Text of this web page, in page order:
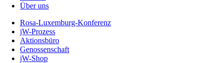
Über uns
Rosa-Luxemburg-Konferenz
jW-Prozess
Aktionsbüro
Genossenschaft
jW-Shop